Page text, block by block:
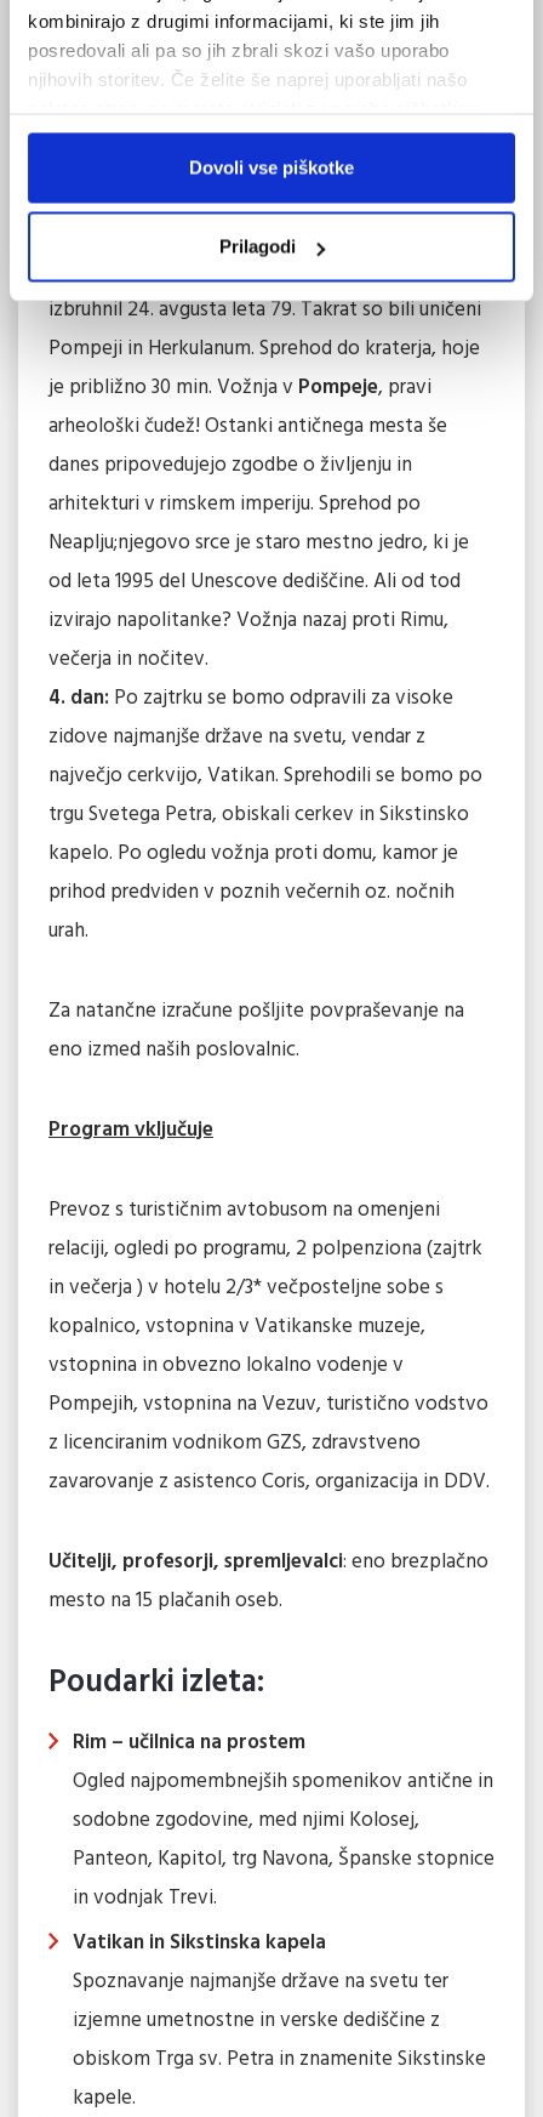
kombinirajo z drugimi informacijami, ki ste jim jih
posredovali ali pa so jih zbrali skozi vašo uporabo
njihovih storitev. Če želite še naprej uporabljati našo
Dovoli vse piškotke
Prilagodi
bazilike v Rimu, Kapitolski grič, Panteon, trg
Navona, proti večeru pa bomo videli tudi
Namestitev v hotelu, večerja in nočitev.
ognjenik, ki je uradno še dejaven … Je eden od
štirih dejavnih italijanskih vulkanov. Najsiloviteje je
izbruhnil 24. avgusta leta 79. Takrat so bili uničeni
Pompeji in Herkulanum. Sprehod do kraterja, hoje
je približno 30 min. Vožnja v Pompeje, pravi
arheološki čudež! Ostanki antičnega mesta še
danes pripovedujejo zgodbe o življenju in
arhitekturi v rimskem imperiju. Sprehod po
Neaplju;njegovo srce je staro mestno jedro, ki je
od leta 1995 del Unescove dediščine. Ali od tod
izvirajo napolitanke? Vožnja nazaj proti Rimu,
večerja in nočitev.
4. dan: Po zajtrku se bomo odpravili za visoke
zidove najmanjše države na svetu, vendar z
največjo cerkvijo, Vatikan. Sprehodili se bomo po
trgu Svetega Petra, obiskali cerkev in Sikstinsko
kapelo. Po ogledu vožnja proti domu, kamor je
prihod predviden v poznih večernih oz. nočnih
urah.
Za natančne izračune pošljite povpraševanje na
eno izmed naših poslovalnic.
Program vključuje
Prevoz s turističnim avtobusom na omenjeni
relaciji, ogledi po programu, 2 polpenziona (zajtrk
in večerja ) v hotelu 2/3* večposteljne sobe s
kopalnico, vstopnina v Vatikanske muzeje,
vstopnina in obvezno lokalno vodenje v
Pompejih, vstopnina na Vezuv, turistično vodstvo
z licenciranim vodnikom GZS, zdravstveno
zavarovanje z asistenco Coris, organizacija in DDV.
Učitelji, profesorji, spremljevalci: eno brezplačno
mesto na 15 plačanih oseb.
Poudarki izleta:
Rim – učilnica na prostem
Ogled najpomembnejših spomenikov antične in
sodobne zgodovine, med njimi Kolosej,
Panteon, Kapitol, trg Navona, Španske stopnice
in vodnjak Trevi.
Vatikan in Sikstinska kapela
Spoznavanje najmanjše države na svetu ter
izjemne umetnostne in verske dediščine z
obiskom Trga sv. Petra in znamenite Sikstinske
kapele.